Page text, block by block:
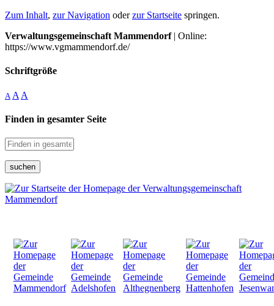
Zum Inhalt, zur Navigation oderzur Startseite springen.
Verwaltungsgemeinschaft Mammendorf| Online:
https://www.vgmammendorf.de/
Schriftgröße
A A A
Finden in gesamter Seite
suchen